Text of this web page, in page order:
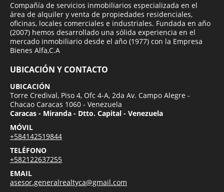
Compañía de servicios inmobiliarios especializada en el
área de alquiler y venta de propiedades residenciales,
oficinas, locales comerciales e industriales. Fundada en año
(2007) hemos desarrollado una sólida experiencia en el
mercado inmobiliario desde el año (1977) con la Empresa
Bienes Alfa,C.A
UBICACIÓN Y CONTACTO
UBICACIÓN
Torre Credival, Piso 4, Ofc 4-A, 2da Av. Campo Alegre -
Chacao Caracas 1060 - Venezuela
Caracas - Miranda - Dtto. Capital - Venezuela
MÓVIL
+584142519844
TELÉFONO
+582122637255
EMAIL
asesor.generalrealtyca@gmail.com